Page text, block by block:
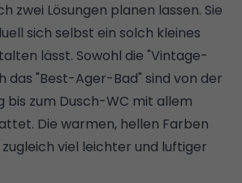
zwei Lösungen planen lassen. Sie
sich selbst ein solch kleines
lässt. Sowohl die "Vintage-
das "Best-Ager-Bad" sind von der
bis zum Dusch-WC mit allem
Die warmen, hellen Farben
zugleich viel leichter und luftiger